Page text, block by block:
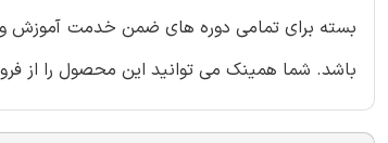
بسته برای تمامی دوره های ضمن خدمت آموزش و
باشد. شما همینک می توانید این محصول را از